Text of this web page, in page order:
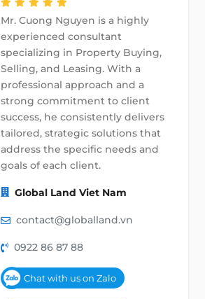
Mr. Cuong Nguyen is a highly
experienced consultant
specializing in Property Buying,
Selling, and Leasing. With a
professional approach and a
strong commitment to client
success, he consistently delivers
tailored, strategic solutions that
address the specific needs and
goals of each client.
Global Land Viet Nam
contact@globalland.vn
0922 86 87 88
Chat with us on Zalo